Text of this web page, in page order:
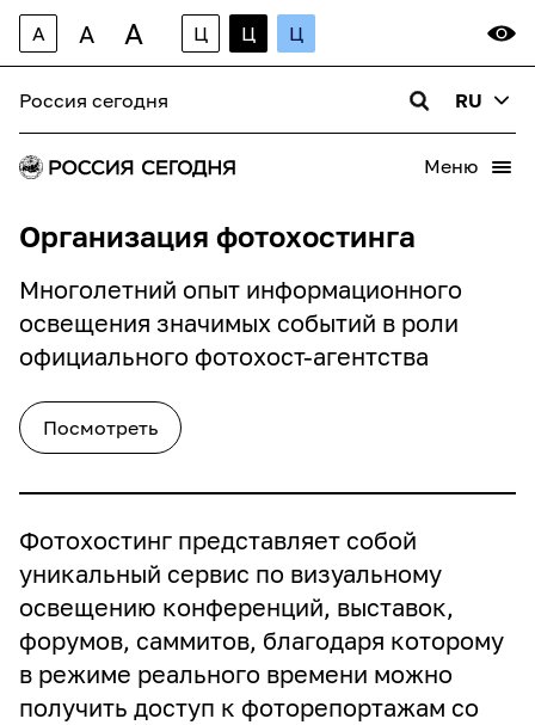
Фамилия(обязательно)
Название организации
Email организации(обязательно)
Телефон
A A A Ц Ц Ц
Россия сегодня RU
Меню
Организация фотохостинга
Многолетний опыт информационного
освещения значимых событий в роли
официального фотохост-агентства
Посмотреть
Фотохостинг представляет собой
уникальный сервис по визуальному
освещению конференций, выставок,
форумов, саммитов, благодаря которому
в режиме реального времени можно
получить доступ к фоторепортажам со